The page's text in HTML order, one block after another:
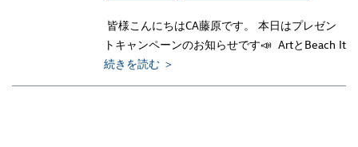
皆様こんにちはCA藤原です。 本日はプレゼン
トキャンペーンのお知らせです📣 ArtとBeach It
続きを読む ＞